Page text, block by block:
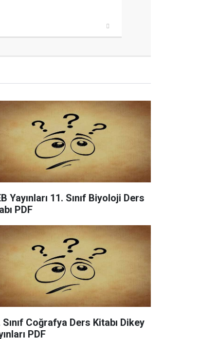
Yayınları 11. Sınıf Biyoloji Ders
PDF
Sınıf Coğrafya Ders Kitabı Dikey
PDF